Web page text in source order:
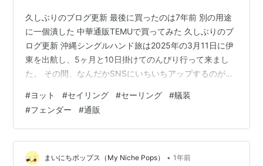
久しぶりのブログ更新 最後に買ったのは7年前 別の用途
に一個潰した 中華通販TEMUで買ってみた 久しぶりのブ
ログ更新 沖縄シングルハンド旅は2025年の3月11日に伊
東を出航し、5ヶ月と10日掛けてのんびり行って来まし
た。 その間、なんだかSNSにいちいちアップするのが面
くなりほとんど経過をアップしませんでした。 お陰で途
中で安否確認の連絡が来るほど。 SNSデトックスを満喫
した旅でもありました。 そろそろ備忘がてら記録をつけ
ていこうと思っています。 で、久しぶりにブログを書こ
うと思いますが今回は久しぶりにフェンダーを買った
#ヨット #セイリング #セーリング #艤装
#フェンダー #通販
まいにちポップス（My Niche Pops） • 1年前